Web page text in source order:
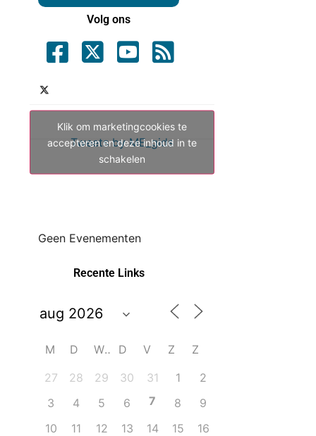
Volg ons
Tweets by ME_gids
Klik om marketingcookies te
accepteren en deze inhoud in te
schakelen
Geen Evenementen
Recente Links
M D W D V Z
Z
27
28 29 30 31 1
2
3
4 5 6 7 8
9
10
11 12 13 14 15
16